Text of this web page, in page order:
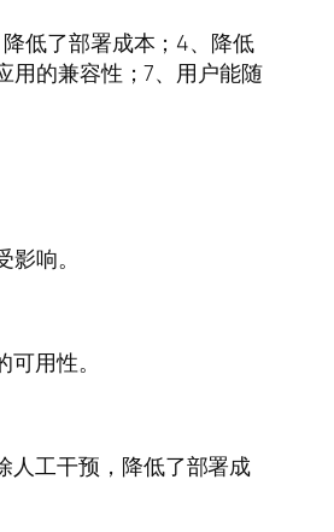
低了部署成本；4、降低
用的兼容性；7、用户能随
响。
用性。
人工干预，降低了部署成